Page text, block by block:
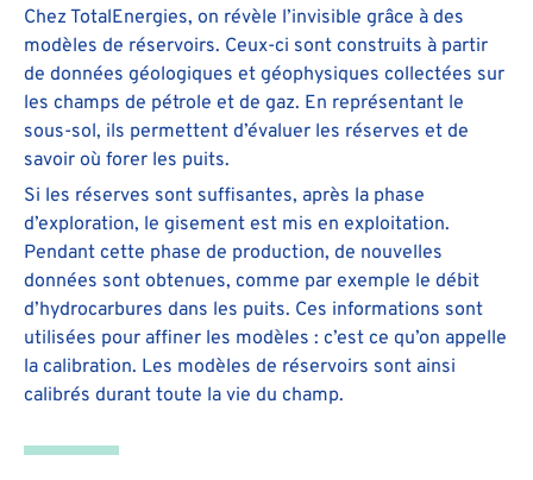
Chez TotalEnergies, on révèle l’invisible grâce à des
modèles de réservoirs. Ceux-ci sont construits à partir
de données géologiques et géophysiques collectées sur
les champs de pétrole et de gaz. En représentant le
sous-sol, ils permettent d’évaluer les réserves et de
savoir où forer les puits.
Si les réserves sont suffisantes, après la phase
d’exploration, le gisement est mis en exploitation.
Pendant cette phase de production, de nouvelles
données sont obtenues, comme par exemple le débit
d’hydrocarbures dans les puits. Ces informations sont
utilisées pour affiner les modèles : c’est ce qu’on appelle
la calibration. Les modèles de réservoirs sont ainsi
calibrés durant toute la vie du champ.